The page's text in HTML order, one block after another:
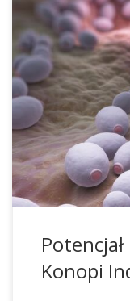
Grzybica to
Często grzybica
grzybicy stóp.
układu
chorobą
Leczenie grzybicy
pomocą leków
Konopi